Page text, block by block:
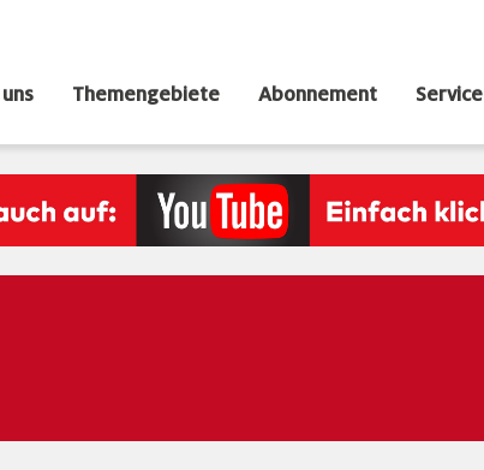
Themengebiete Abonnement Service